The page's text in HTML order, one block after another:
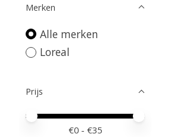
Merken
Alle merken
Loreal
Prijs
Minimale prijswaarde
Price maximum value
€0 - €35